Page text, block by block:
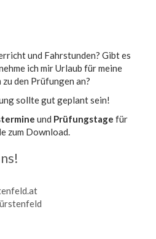
und Fahrstunden? Gibt es
ich mir Urlaub für meine
den Prüfungen an?
sollte gut geplant sein!
und Prüfungstage für
zum Download.